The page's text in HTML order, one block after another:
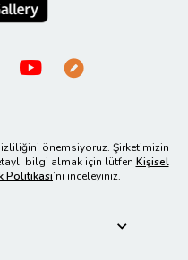
önemsiyoruz. Şirketimizin
bilgi almak için lütfen Kişisel
Politikası’nı inceleyiniz.